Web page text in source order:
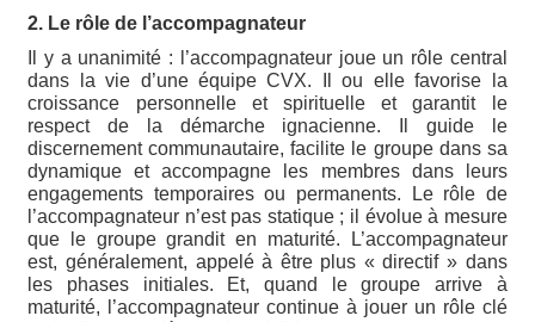
2. Le rôle de l’accompagnateur
Il y a unanimité : l’accompagnateur joue un rôle central
dans la vie d’une équipe CVX. Il ou elle favorise la
croissance personnelle et spirituelle et garantit le
respect de la démarche ignacienne. Il guide le
discernement communautaire, facilite le groupe dans sa
dynamique et accompagne les membres dans leurs
engagements temporaires ou permanents. Le rôle de
l’accompagnateur n’est pas statique ; il évolue à mesure
que le groupe grandit en maturité. L’accompagnateur
est, généralement, appelé à être plus « directif » dans
les phases initiales. Et, quand le groupe arrive à
maturité, l’accompagnateur continue à jouer un rôle clé